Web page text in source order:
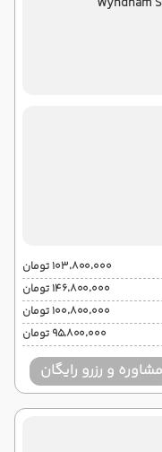
۱۰۳٬۸۰۰٬۰۰۰ تومان
۱۴۶٬۸۰۰٬۰۰۰ تومان
۱۰۰٬۸۰۰٬۰۰۰ تومان
۹۵٬۸۰۰٬۰۰۰ تومان
مشاوره و رزرو رایگان